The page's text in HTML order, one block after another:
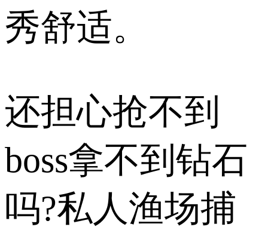
秀舒适。
还担心抢不到
boss拿不到钻石
吗?私人渔场捕